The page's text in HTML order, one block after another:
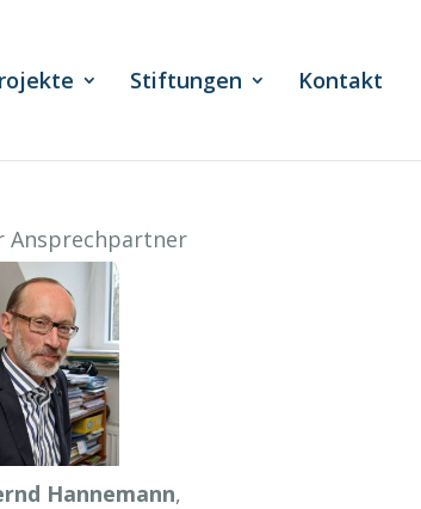
Stiftungen Kontakt
Ansprechpartner
Hannemann,